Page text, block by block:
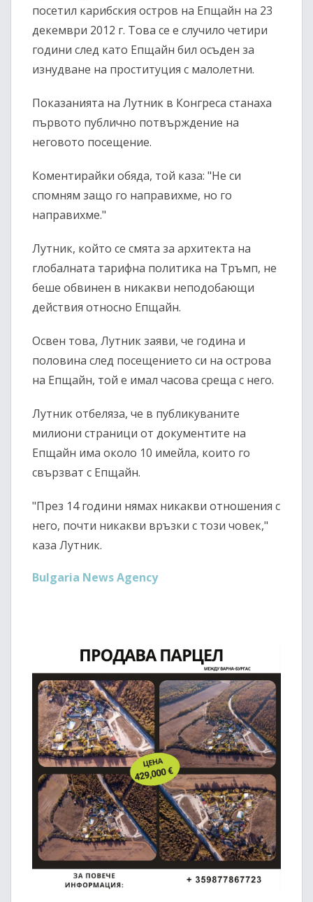
посетил карибския остров на Епщайн на 23
декември 2012 г. Това се е случило четири
години след като Епщайн бил осъден за
изнудване на проституция с малолетни.
Показанията на Лутник в Конгреса станаха
първото публично потвърждение на
неговото посещение.
Коментирайки обяда, той каза: "Не си
спомням защо го направихме, но го
направихме."
Лутник, който се смята за архитекта на
глобалната тарифна политика на Тръмп, не
беше обвинен в никакви неподобающи
действия относно Епщайн.
Освен това, Лутник заяви, че година и
половина след посещението си на острова
на Епщайн, той е имал часова среща с него.
Лутник отбеляза, че в публикуваните
милиони страници от документите на
Епщайн има около 10 имейла, които го
свързват с Епщайн.
"През 14 години нямах никакви отношения с
него, почти никакви връзки с този човек,"
каза Лутник.
Bulgaria News Agency